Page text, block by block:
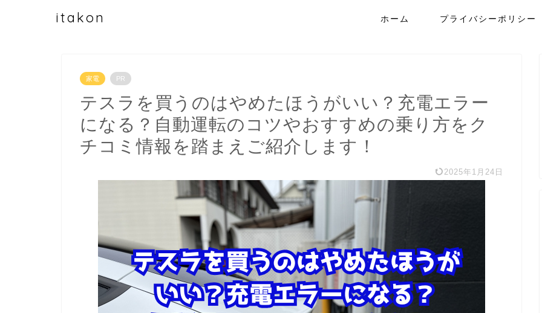
itakon ホーム プライバシーポリシー
家電 PR
テスラを買うのはやめたほうがいい？充電エラー
になる？自動運転のコツやおすすめの乗り方をク
チコミ情報を踏まえご紹介します！
2025年1月24日